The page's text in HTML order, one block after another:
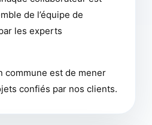
de l’équipe de
les experts
commune est de mener
confiés par nos clients.